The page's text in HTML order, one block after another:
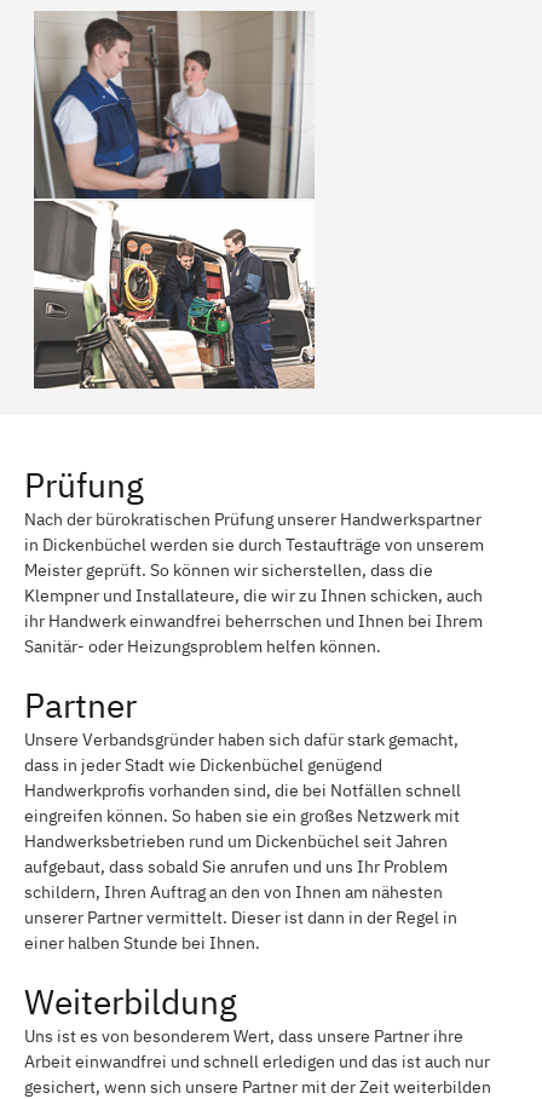
Prüfung
Nach der bürokratischen Prüfung unserer Handwerkspartner
in Dickenbüchel werden sie durch Testaufträge von unserem
Meister geprüft. So können wir sicherstellen, dass die
Klempner und Installateure, die wir zu Ihnen schicken, auch
ihr Handwerk einwandfrei beherrschen und Ihnen bei Ihrem
Sanitär- oder Heizungsproblem helfen können.
Partner
Unsere Verbandsgründer haben sich dafür stark gemacht,
dass in jeder Stadt wie Dickenbüchel genügend
Handwerkprofis vorhanden sind, die bei Notfällen schnell
eingreifen können. So haben sie ein großes Netzwerk mit
Handwerksbetrieben rund um Dickenbüchel seit Jahren
aufgebaut, dass sobald Sie anrufen und uns Ihr Problem
schildern, Ihren Auftrag an den von Ihnen am nähesten
unserer Partner vermittelt. Dieser ist dann in der Regel in
einer halben Stunde bei Ihnen.
Weiterbildung
Uns ist es von besonderem Wert, dass unsere Partner ihre
Arbeit einwandfrei und schnell erledigen und das ist auch nur
gesichert, wenn sich unsere Partner mit der Zeit weiterbilden